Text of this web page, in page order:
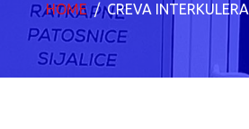
HOME CREVA INTERKULERA